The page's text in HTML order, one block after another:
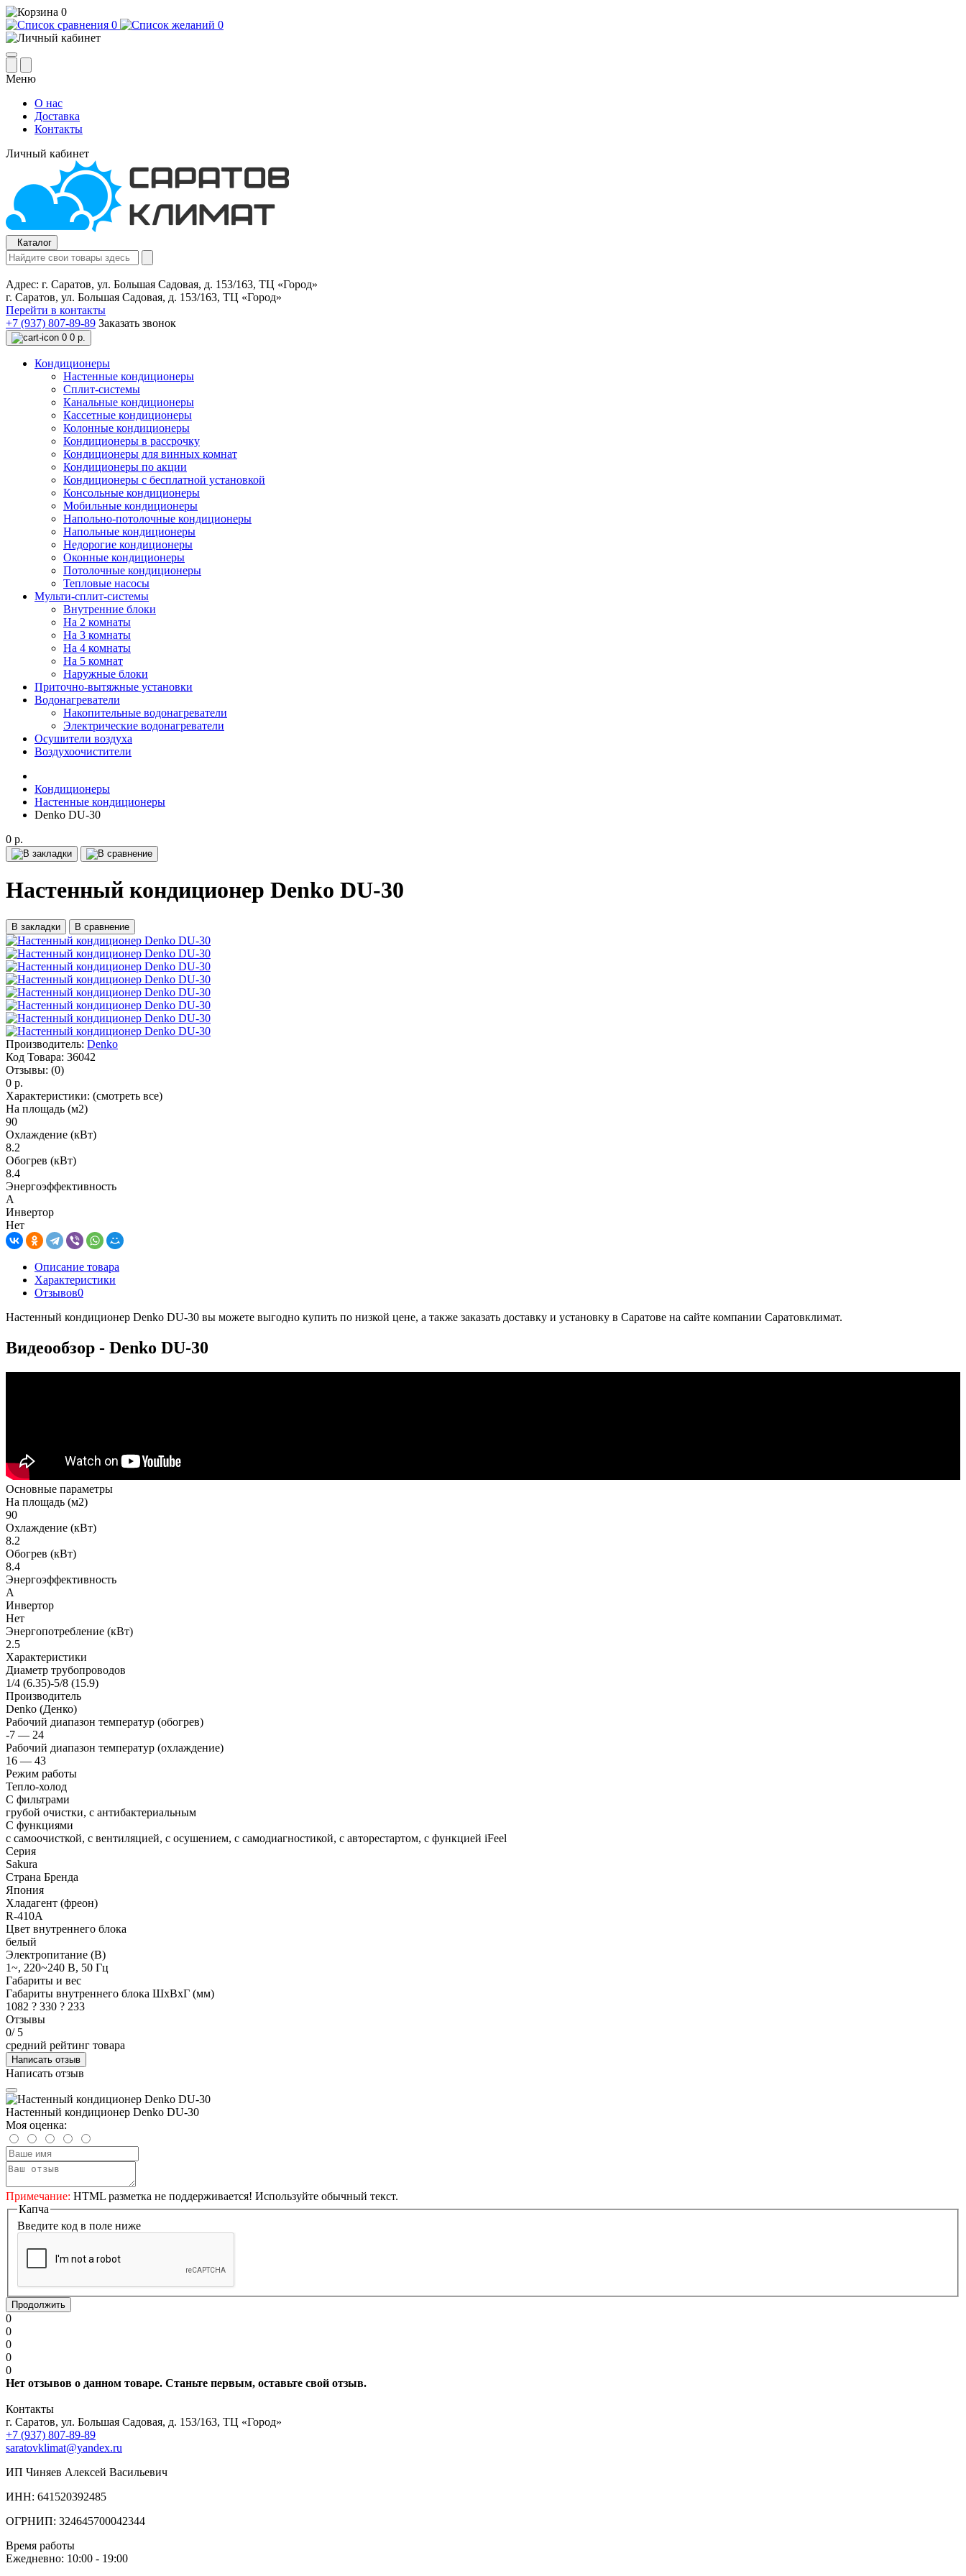
0
0
0
Меню
О нас
Доставка
Контакты
Личный кабинет
Каталог
Адрес: г. Саратов, ул. Большая Садовая, д. 153/163, ТЦ «Город»
г. Саратов, ул. Большая Садовая, д. 153/163, ТЦ «Город»
Перейти в контакты
+7 (937) 807-89-89 Заказать звонок
0 0 р.
Кондиционеры
Настенные кондиционеры
Сплит-системы
Канальные кондиционеры
Кассетные кондиционеры
Колонные кондиционеры
Кондиционеры в рассрочку
Кондиционеры для винных комнат
Кондиционеры по акции
Кондиционеры с бесплатной установкой
Консольные кондиционеры
Мобильные кондиционеры
Напольно-потолочные кондиционеры
Напольные кондиционеры
Недорогие кондиционеры
Оконные кондиционеры
Потолочные кондиционеры
Тепловые насосы
Мульти-сплит-системы
Внутренние блоки
На 2 комнаты
На 3 комнаты
На 4 комнаты
На 5 комнат
Наружные блоки
Приточно-вытяжные установки
Водонагреватели
Накопительные водонагреватели
Электрические водонагреватели
Осушители воздуха
Воздухоочистители
Кондиционеры
Настенные кондиционеры
Denko DU-30
0 р.
Настенный кондиционер Denko DU-30
В закладки В сравнение
Производитель: Denko
Код Товара: 36042
Отзывы: (0)
0 р.
Характеристики: (смотреть все)
На площадь (м2)
90
Охлаждение (кВт)
8.2
Обогрев (кВт)
8.4
Энергоэффективность
A
Инвертор
Нет
Описание товара
Характеристики
Отзывов0
Настенный кондиционер Denko DU-30 вы можете выгодно купить по низкой цене, а также заказать доставку и установку в Саратове на сайте компании Саратовклимат.
Видеообзор - Denko DU-30
Основные параметры
На площадь (м2)
90
Охлаждение (кВт)
8.2
Обогрев (кВт)
8.4
Энергоэффективность
A
Инвертор
Нет
Энергопотребление (кВт)
2.5
Характеристики
Диаметр трубопроводов
1/4 (6.35)-5/8 (15.9)
Производитель
Denko (Денко)
Рабочий диапазон температур (обогрев)
-7 — 24
Рабочий диапазон температур (охлаждение)
16 — 43
Режим работы
Тепло-холод
С фильтрами
грубой очистки, с антибактериальным
С функциями
с самоочисткой, с вентиляцией, с осушением, с самодиагностикой, с авторестартом, с функцией iFeel
Серия
Sakura
Страна Бренда
Япония
Хладагент (фреон)
R-410A
Цвет внутреннего блока
белый
Электропитание (В)
1~, 220~240 В, 50 Гц
Габариты и вес
Габариты внутреннего блока ШхВхГ (мм)
1082 ? 330 ? 233
Отзывы
0/ 5
средний рейтинг товара
Написать отзыв
Написать отзыв
Настенный кондиционер Denko DU-30
Моя оценка:
Примечание: HTML разметка не поддерживается! Используйте обычный текст.
Капча
Введите код в поле ниже
Продолжить
0
0
0
0
0
Нет отзывов о данном товаре. Станьте первым, оставьте свой отзыв.
Контакты
г. Саратов, ул. Большая Садовая, д. 153/163, ТЦ «Город»
+7 (937) 807-89-89
saratovklimat@yandex.ru
ИП Чиняев Алексей Васильевич
ИНН: 641520392485
ОГРНИП: 324645700042344
Время работы
Ежедневно: 10:00 - 19:00